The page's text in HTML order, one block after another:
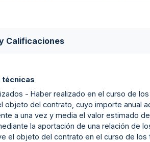
Calificaciones
técnicas
- Haber realizado en el curso de
objeto del contrato, cuyo importe anual
a una vez y media el valor estimado
la aportación de una relación de
el objeto del contrato en el curso de